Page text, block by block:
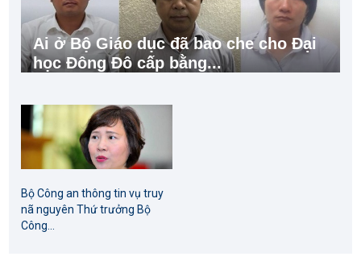
Ai ở Bộ Giáo dục đã bao che cho Đại
học Đông Đô cấp bằng...
Bộ Công an thông tin vụ truy
nã nguyên Thứ trưởng Bộ
Công...